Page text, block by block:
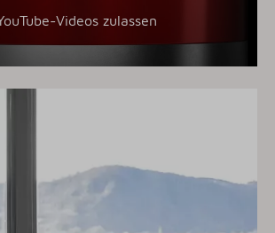
Videos zulassen